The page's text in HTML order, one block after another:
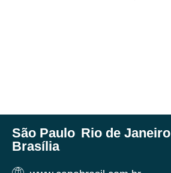
São Paulo Rio de Janeiro
Brasília